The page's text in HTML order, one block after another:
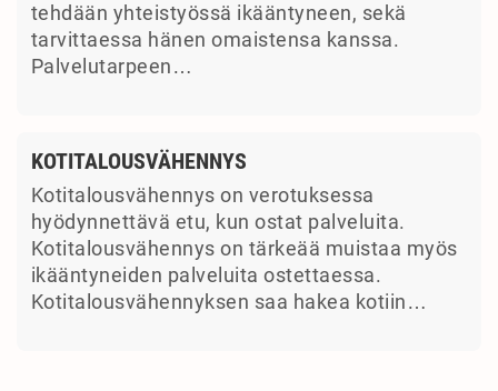
tehdään yhteistyössä ikääntyneen, sekä
tarvittaessa hänen omaistensa kanssa.
Palvelutarpeen…
KOTITALOUSVÄHENNYS
Kotitalousvähennys on verotuksessa
hyödynnettävä etu, kun ostat palveluita.
Kotitalousvähennys on tärkeää muistaa myös
ikääntyneiden palveluita ostettaessa.
Kotitalousvähennyksen saa hakea kotiin…